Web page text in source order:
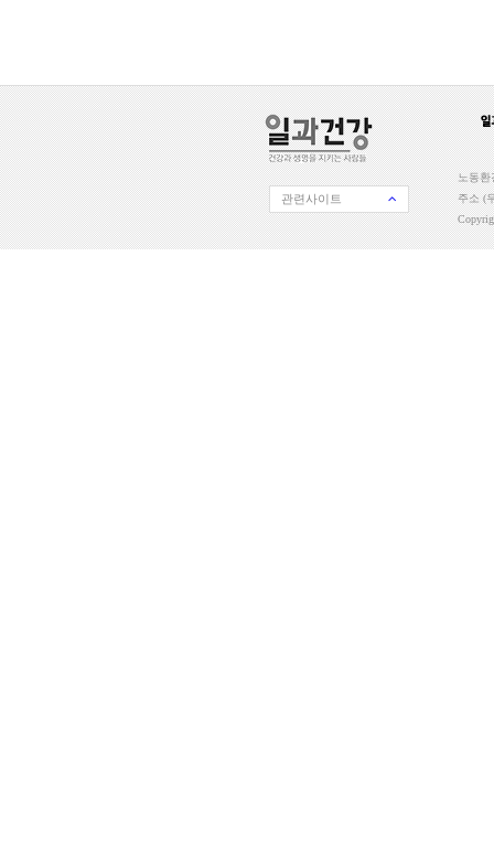
관련사이트
노동환
주소 (